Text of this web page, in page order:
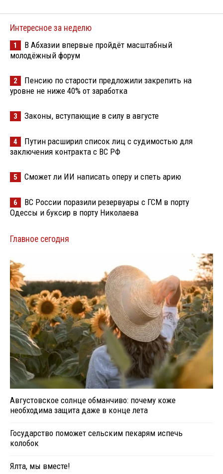
Интересное за неделю
1
В Абхазии впервые пройдёт масштабный
молодёжный форум
2
Пенсию по старости предложили закрепить на
уровне не ниже 40% от заработка
3 Законы, вступающие в силу в августе
4
Путин расширил список лиц с судимостью для
заключения контракта с ВС РФ
5 Сможет ли ИИ написать оперу и спеть арию
6
ВС России поразили резервуары с ГСМ в порту
Одессы и буксир в порту Николаева
Главное сегодня
Августовское солнце обманчиво: почему коже
необходима защита даже в конце лета
Государство поможет сельским пекарям испечь
колобок
Ялта, мы вместе!